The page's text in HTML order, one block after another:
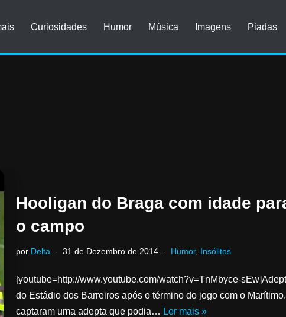
Curiosidades Humor Música Imagens Piadas
Hooligan do Braga com idade
o campo
por Delta 31 de Dezembro de 2014 Humor, Insólitos
[youtube=http://www.youtube.com/watch?v=TnMbyce-
do Estádio dos Barreiros após o término do jogo com o
captaram uma adepta que podia… Ler mais »